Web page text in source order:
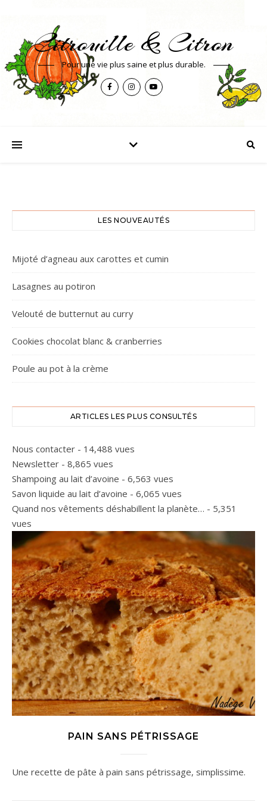
Citrouille & Citron
Pour une vie plus saine et plus durable.
LES NOUVEAUTÉS
Mijoté d’agneau aux carottes et cumin
Lasagnes au potiron
Velouté de butternut au curry
Cookies chocolat blanc & cranberries
Poule au pot à la crème
ARTICLES LES PLUS CONSULTÉS
Nous contacter - 14,488 vues
Newsletter - 8,865 vues
Shampoing au lait d’avoine - 6,563 vues
Savon liquide au lait d’avoine - 6,065 vues
Quand nos vêtements déshabillent la planète… - 5,351
vues
PAIN SANS PÉTRISSAGE
Une recette de pâte à pain sans pétrissage, simplissime.